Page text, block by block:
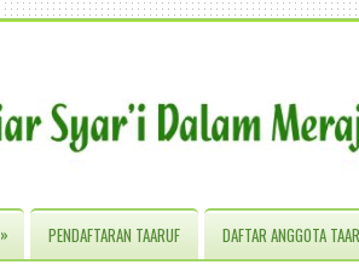
» PENDAFTARAN TAARUF DAFTAR ANGGOTA